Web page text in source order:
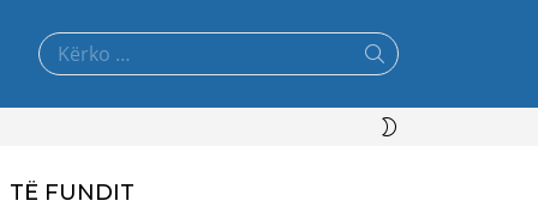
Search
for:
TË FUNDIT